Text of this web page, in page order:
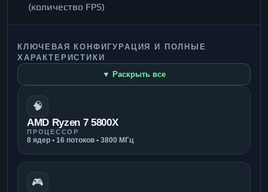
(количество FPS)
КЛЮЧЕВАЯ КОНФИГУРАЦИЯ И ПОЛНЫЕ
ХАРАКТЕРИСТИКИ
▼ Раскрыть все
🧠
AMD Ryzen 7 5800X
ПРОЦЕССОР
8 ядер • 16 потоков • 3800 МГц
🎮